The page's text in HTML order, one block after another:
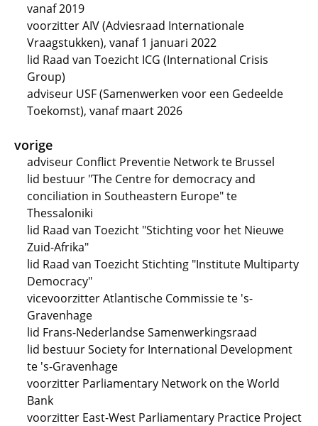
vanaf 2019
voorzitter AIV (Adviesraad Internationale
Vraagstukken), vanaf 1 januari 2022
lid Raad van Toezicht ICG (International Crisis
Group)
adviseur USF (Samenwerken voor een Gedeelde
Toekomst), vanaf maart 2026
vorige
adviseur Conflict Preventie Network te Brussel
lid bestuur "The Centre for democracy and
conciliation in Southeastern Europe" te
Thessaloniki
lid Raad van Toezicht "Stichting voor het Nieuwe
Zuid-Afrika"
lid Raad van Toezicht Stichting "Institute Multiparty
Democracy"
vicevoorzitter Atlantische Commissie te 's-
Gravenhage
lid Frans-Nederlandse Samenwerkingsraad
lid bestuur Society for International Development
te 's-Gravenhage
voorzitter Parliamentary Network on the World
Bank
voorzitter East-West Parliamentary Practice Project